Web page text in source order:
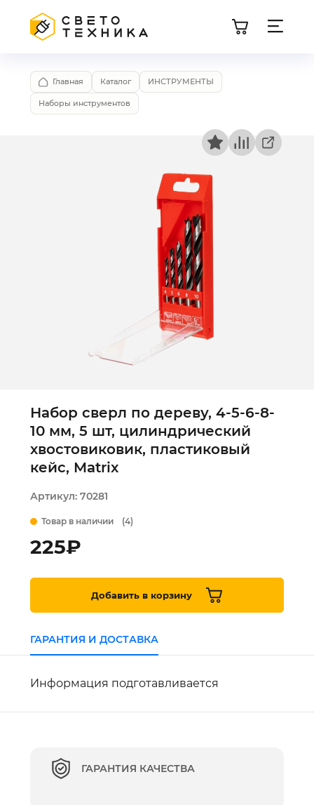
Главная Каталог ИНСТРУМЕНТЫ
Наборы инструментов
Набор сверл по дереву, 4-5-6-8-
10 мм, 5 шт, цилиндрический
хвостовиковик, пластиковый
кейс, Matrix
Артикул: 70281
Товар в наличии (4)
225₽
Добавить в корзину
ГАРАНТИЯ И ДОСТАВКА
Информация подготавливается
ГАРАНТИЯ КАЧЕСТВА